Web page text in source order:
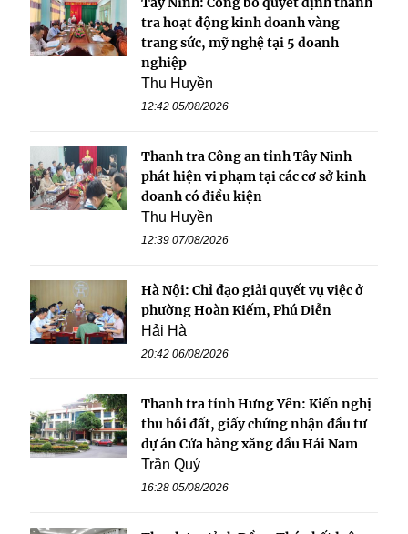
tra hoạt động kinh doanh vàng
trang sức, mỹ nghệ tại 5 doanh
nghiệp
Thu Huyền
12:42 05/08/2026
Thanh tra Công an tỉnh Tây Ninh
phát hiện vi phạm tại các cơ sở kinh
doanh có điều kiện
Thu Huyền
12:39 07/08/2026
Hà Nội: Chỉ đạo giải quyết vụ việc ở
phường Hoàn Kiếm, Phú Diễn
Hải Hà
20:42 06/08/2026
Thanh tra tỉnh Hưng Yên: Kiến nghị
thu hồi đất, giấy chứng nhận đầu tư
dự án Cửa hàng xăng dầu Hải Nam
Trần Quý
16:28 05/08/2026